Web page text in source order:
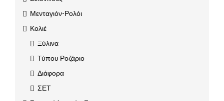
Μενταγιόν-Ρολόι
Κολιέ
Ξύλινα
Τύπου Ροζάριο
Διάφορα
ΣΕΤ